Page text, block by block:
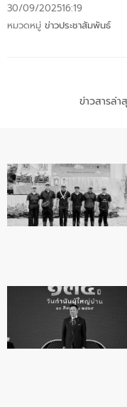
30/09/202516:19
หมวดหมู่ ข่าวประชาสัมพันธ์
ข่าวสารล่า